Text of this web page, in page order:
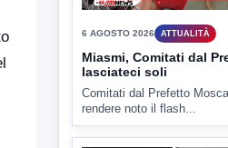
Miasmi, Comitati dal
lasciateci soli